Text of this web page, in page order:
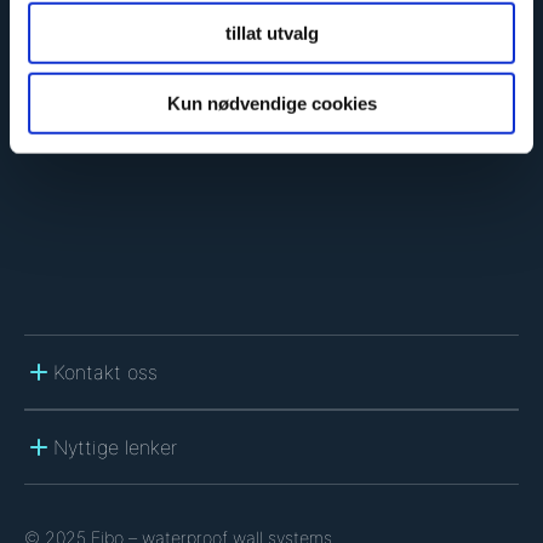
tillat utvalg
Kun nødvendige cookies
T
A
Kontakt oss
Nyttige lenker
© 2025 Fibo – waterproof wall systems